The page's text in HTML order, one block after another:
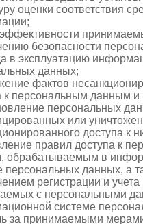
оценки соответствия
безопасности
в эксплуатацию
данных;
фактов
к персональным данным
персональных
или
доступа к
правил доступа к
обрабатываемым в
персональных данных, а
регистрации и учета
с персональными
системе
за принимаемыми